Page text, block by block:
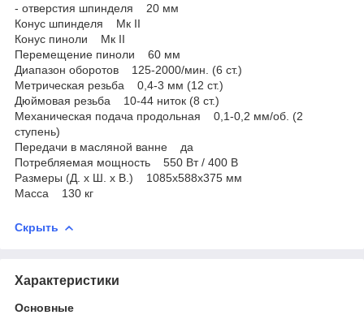
- отверстия шпинделя 20 мм
Конус шпинделя Мк II
Конус пиноли Мк II
Перемещение пиноли 60 мм
Диапазон оборотов 125-2000/мин. (6 ст.)
Метрическая резьба 0,4-3 мм (12 ст.)
Дюймовая резьба 10-44 ниток (8 ст.)
Механическая подача продольная 0,1-0,2 мм/об. (2
ступень)
Передачи в масляной ванне да
Потребляемая мощность 550 Вт / 400 В
Размеры (Д. x Ш. x В.) 1085x588x375 мм
Масса 130 кг
Скрыть
Характеристики
Основные